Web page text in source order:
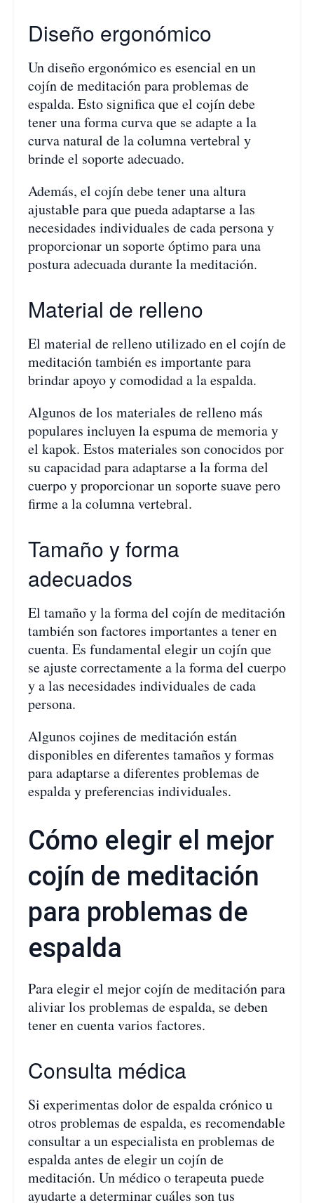
Diseño ergonómico
Un diseño ergonómico es esencial en un
cojín de meditación para problemas de
espalda. Esto significa que el cojín debe
tener una forma curva que se adapte a la
curva natural de la columna vertebral y
brinde el soporte adecuado.
Además, el cojín debe tener una altura
ajustable para que pueda adaptarse a las
necesidades individuales de cada persona y
proporcionar un soporte óptimo para una
postura adecuada durante la meditación.
Material de relleno
El material de relleno utilizado en el cojín de
meditación también es importante para
brindar apoyo y comodidad a la espalda.
Algunos de los materiales de relleno más
populares incluyen la espuma de memoria y
el kapok. Estos materiales son conocidos por
su capacidad para adaptarse a la forma del
cuerpo y proporcionar un soporte suave pero
firme a la columna vertebral.
Tamaño y forma
adecuados
El tamaño y la forma del cojín de meditación
también son factores importantes a tener en
cuenta. Es fundamental elegir un cojín que
se ajuste correctamente a la forma del cuerpo
y a las necesidades individuales de cada
persona.
Algunos cojines de meditación están
disponibles en diferentes tamaños y formas
para adaptarse a diferentes problemas de
espalda y preferencias individuales.
Cómo elegir el mejor
cojín de meditación
para problemas de
espalda
Para elegir el mejor cojín de meditación para
aliviar los problemas de espalda, se deben
tener en cuenta varios factores.
Consulta médica
Si experimentas dolor de espalda crónico u
otros problemas de espalda, es recomendable
consultar a un especialista en problemas de
espalda antes de elegir un cojín de
meditación. Un médico o terapeuta puede
ayudarte a determinar cuáles son tus